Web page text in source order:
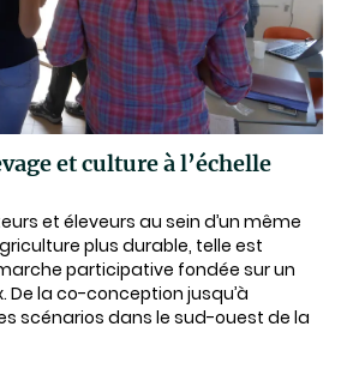
et culture à l’échelle
et éleveurs au sein d’un même
plus durable, telle est
participative fondée sur un
De la co-conception jusqu’à
scénarios dans le sud-ouest de la